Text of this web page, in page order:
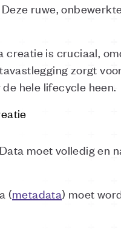
ruwe,
creatie is cruciaal,
zorgt
hele lifecycle heen.
moet volledig en
(metadata) moet